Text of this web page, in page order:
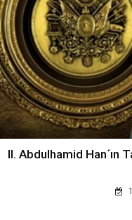
II. Abdulhamid Han´ın